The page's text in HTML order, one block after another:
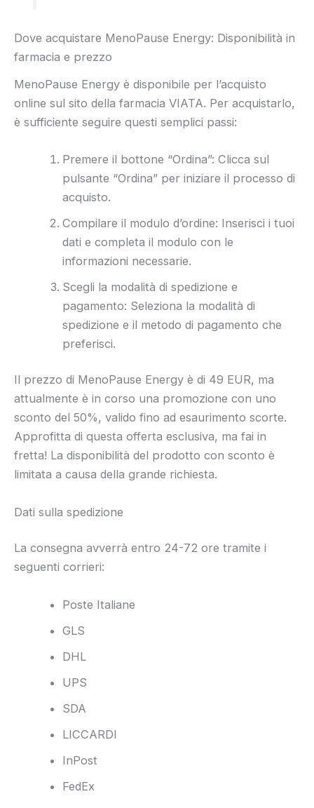
Dove acquistare MenoPause Energy: Disponibilità in
farmacia e prezzo
MenoPause Energy è disponibile per l’acquisto
online sul sito della farmacia VIATA. Per acquistarlo,
è sufficiente seguire questi semplici passi:
Premere il bottone “Ordina”: Clicca sul
pulsante “Ordina” per iniziare il processo di
acquisto.
Compilare il modulo d’ordine: Inserisci i tuoi
dati e completa il modulo con le
informazioni necessarie.
Scegli la modalità di spedizione e
pagamento: Seleziona la modalità di
spedizione e il metodo di pagamento che
preferisci.
Il prezzo di MenoPause Energy è di 49 EUR, ma
attualmente è in corso una promozione con uno
sconto del 50%, valido fino ad esaurimento scorte.
Approfitta di questa offerta esclusiva, ma fai in
fretta! La disponibilità del prodotto con sconto è
limitata a causa della grande richiesta.
Dati sulla spedizione
La consegna avverrà entro 24-72 ore tramite i
seguenti corrieri:
Poste Italiane
GLS
DHL
UPS
SDA
LICCARDI
InPost
FedEx